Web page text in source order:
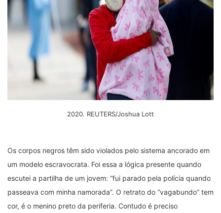
2020. REUTERS/Joshua Lott
Os corpos negros têm sido violados pelo sistema ancorado em
um modelo escravocrata. Foi essa a lógica presente quando
escutei a partilha de um jovem: “fui parado pela polícia quando
passeava com minha namorada”. O retrato do “vagabundo” tem
cor, é o menino preto da periferia. Contudo é preciso